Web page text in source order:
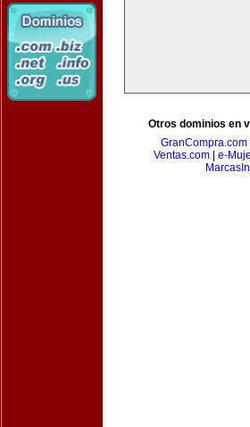
Otros dominios en
GranCompra.com
Ventas.com| e-